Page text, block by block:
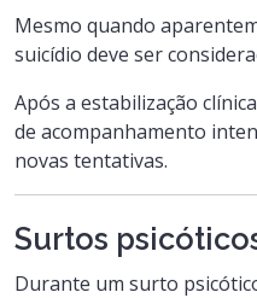
Mesmo quando
suicídio deve ser
Após a estabilização
de acompanhamento
novas tentativas.
Surtos
Durante um surto